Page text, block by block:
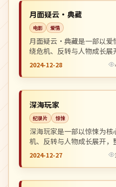
中国
月面疑云·典藏
电影 爱情
月面疑云·典藏是一部以爱
绕危机、反转与人物成长
推荐观看。
2024-12-28
中国
深海玩家
纪录片 惊悚
深海玩家是一部以惊悚为
机、反转与人物成长展开
观看。
2024-12-27